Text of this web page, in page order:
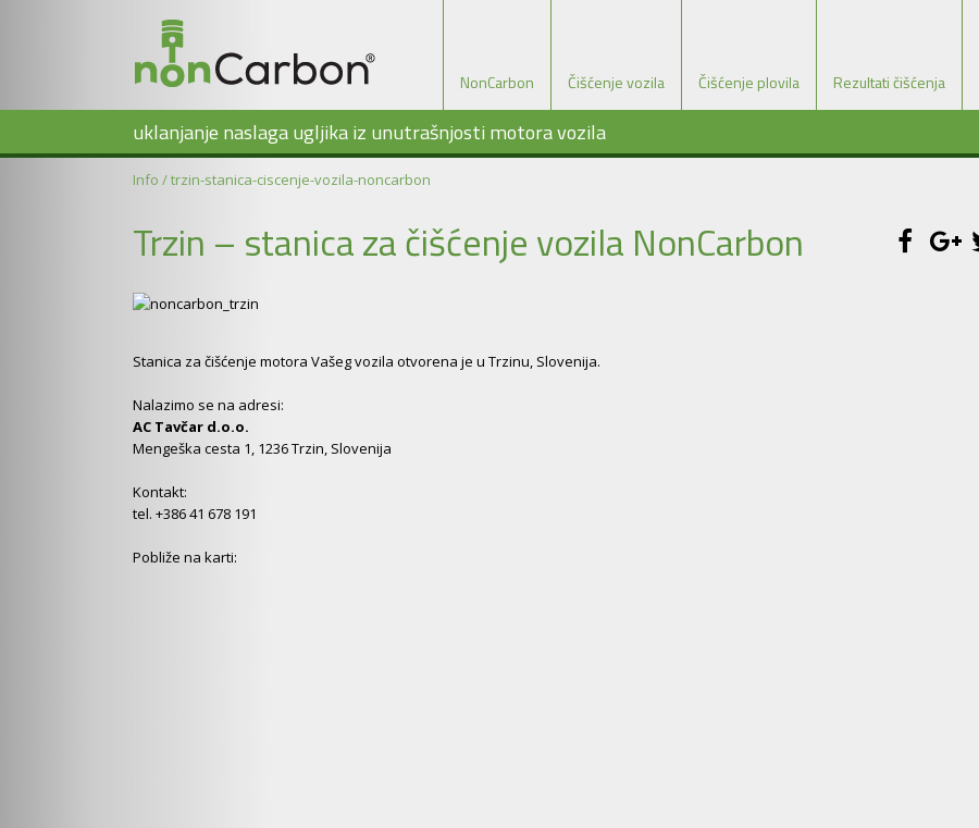
NonCarbon Čišćenje vozila Čišćenje plovila Rezultati čišćenja
uklanjanje naslaga ugljika iz unutrašnjosti motora vozila
Info / trzin-stanica-ciscenje-vozila-noncarbon
Trzin – stanica za čišćenje vozila NonCarbon
Stanica za čišćenje motora Vašeg vozila otvorena je u Trzinu, Slovenija.
Nalazimo se na adresi:
AC Tavčar d.o.o.
Mengeška cesta 1, 1236 Trzin, Slovenija
Kontakt:
tel. +386 41 678 191
Pobliže na karti: